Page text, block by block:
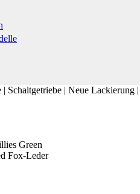
Schaltgetriebe | Neue Lackierung
Green
Fox-Leder